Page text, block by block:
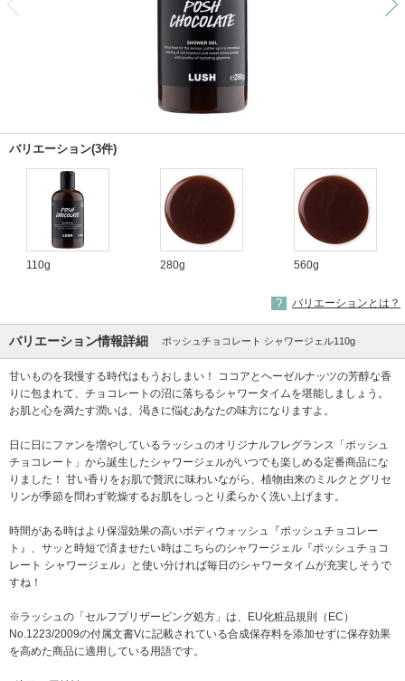
バリエーション(3件)
110g 280g 560g
バリエーションとは？
バリエーション情報詳細 ポッシュチョコレート シャワージェル110g
甘いものを我慢する時代はもうおしまい！ ココアとヘーゼルナッツの芳醇な香
りに包まれて、チョコレートの沼に落ちるシャワータイムを堪能しましょう。
お肌と心を満たす潤いは、渇きに悩むあなたの味方になりますよ。
日に日にファンを増やしているラッシュのオリジナルフレグランス「ポッシュ
チョコレート」から誕生したシャワージェルがいつでも楽しめる定番商品にな
りました！ 甘い香りをお肌で贅沢に味わいながら、植物由来のミルクとグリセ
リンが季節を問わず乾燥するお肌をしっとり柔らかく洗い上げます。
時間がある時はより保湿効果の高いボディウォッシュ『ポッシュチョコレー
ト』、サッと時短で済ませたい時はこちらのシャワージェル『ポッシュチョコ
レート シャワージェル』と使い分ければ毎日のシャワータイムが充実しそうで
すね！
※ラッシュの「セルフプリザービング処方」は、EU化粧品規則（EC）
No.1223/2009の付属文書Vに記載されている合成保存料を添加せずに保存効果
を高めた商品に適用している用語です。